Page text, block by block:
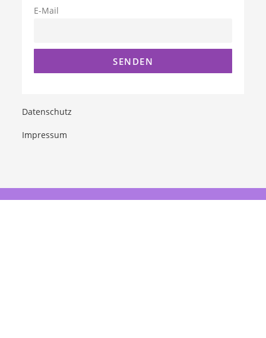
E-Mail
Datenschutz
Impressum